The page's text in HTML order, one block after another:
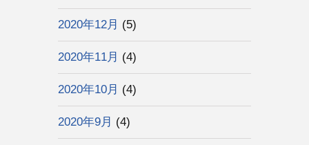
2020年12月 (5)
2020年11月 (4)
2020年10月 (4)
2020年9月 (4)